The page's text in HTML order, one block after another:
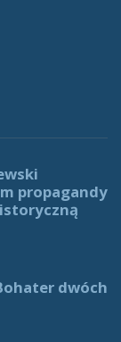
propagandy
dwóch